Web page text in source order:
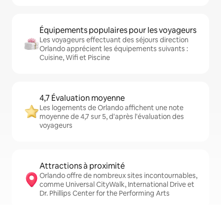
Équipements populaires pour les voyageurs
Les voyageurs effectuant des séjours direction
Orlando apprécient les équipements suivants :
Cuisine, Wifi et Piscine
4,7 Évaluation moyenne
Les logements de Orlando affichent une note
moyenne de 4,7 sur 5, d'après l'évaluation des
voyageurs
Attractions à proximité
Orlando offre de nombreux sites incontournables,
comme Universal CityWalk, International Drive et
Dr. Phillips Center for the Performing Arts